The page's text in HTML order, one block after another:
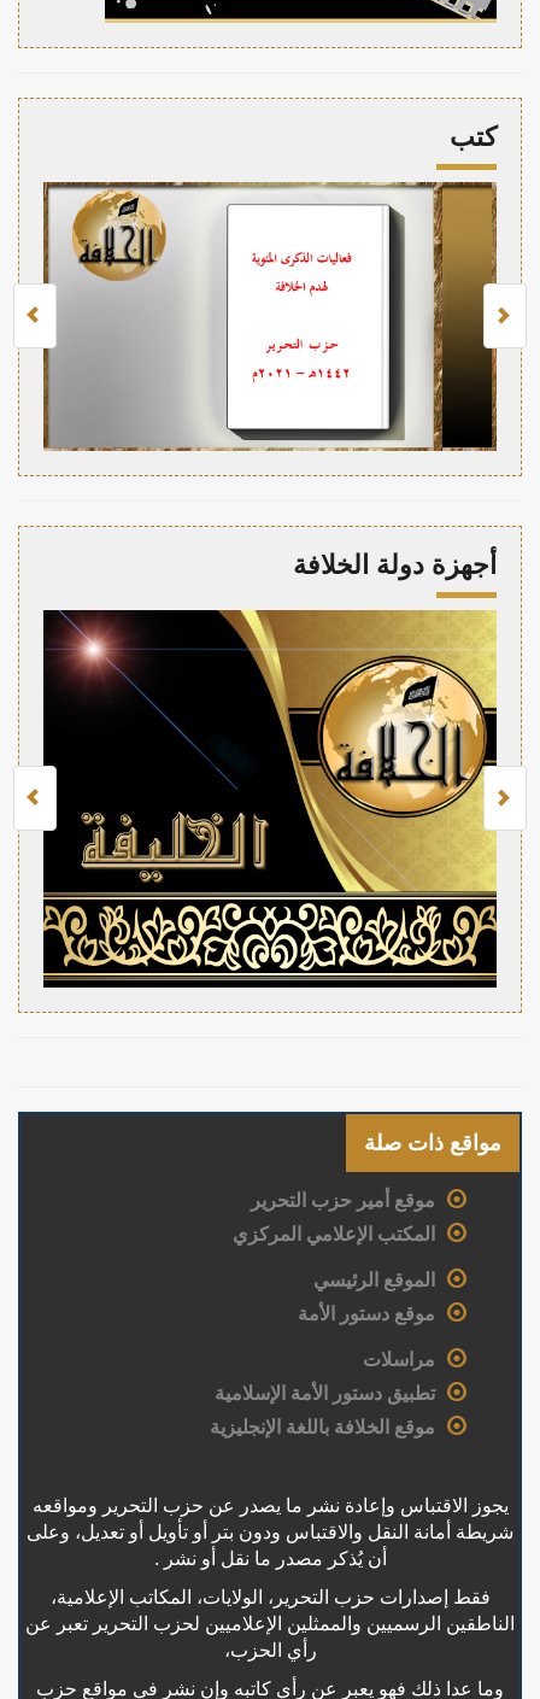
كتب
أجهزة دولة الخلافة
مواقع ذات صلة
موقع أمير حزب التحرير
المكتب الإعلامي المركزي
الموقع الرئيسي
موقع دستور الأمة
مراسلات
تطبيق دستور الأمة الإسلامية
موقع الخلافة باللغة الإنجليزية
يجوز الاقتباس وإعادة نشر ما يصدر عن حزب التحرير ومواقعه
شريطة أمانة النقل والاقتباس ودون بتر أو تأويل أو تعديل، وعلى
أن يُذكر مصدر ما نقل أو نشر .
فقط إصدارات حزب التحرير، الولايات، المكاتب الإعلامية،
الناطقين الرسميين والممثلين الإعلاميين لحزب التحرير تعبر عن
رأي الحزب،
وما عدا ذلك فهو يعبر عن رأي كاتبه وإن نشر في مواقع حزب